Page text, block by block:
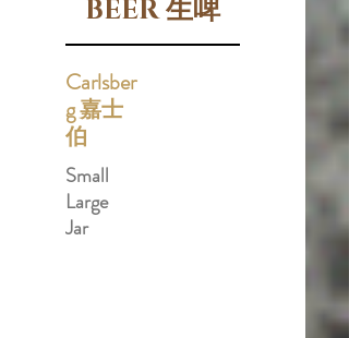
BEER 生啤
Carlsber
g 嘉士
伯
Small
Large
Jar